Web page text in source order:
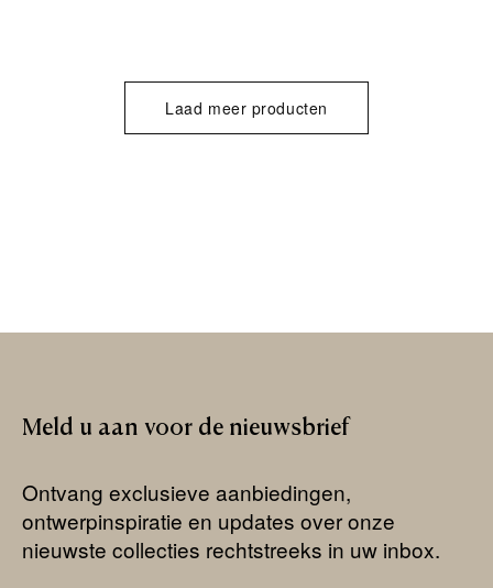
Laad meer producten
Meld u aan voor de nieuwsbrief
Ontvang exclusieve aanbiedingen,
ontwerpinspiratie en updates over onze
nieuwste collecties rechtstreeks in uw inbox.